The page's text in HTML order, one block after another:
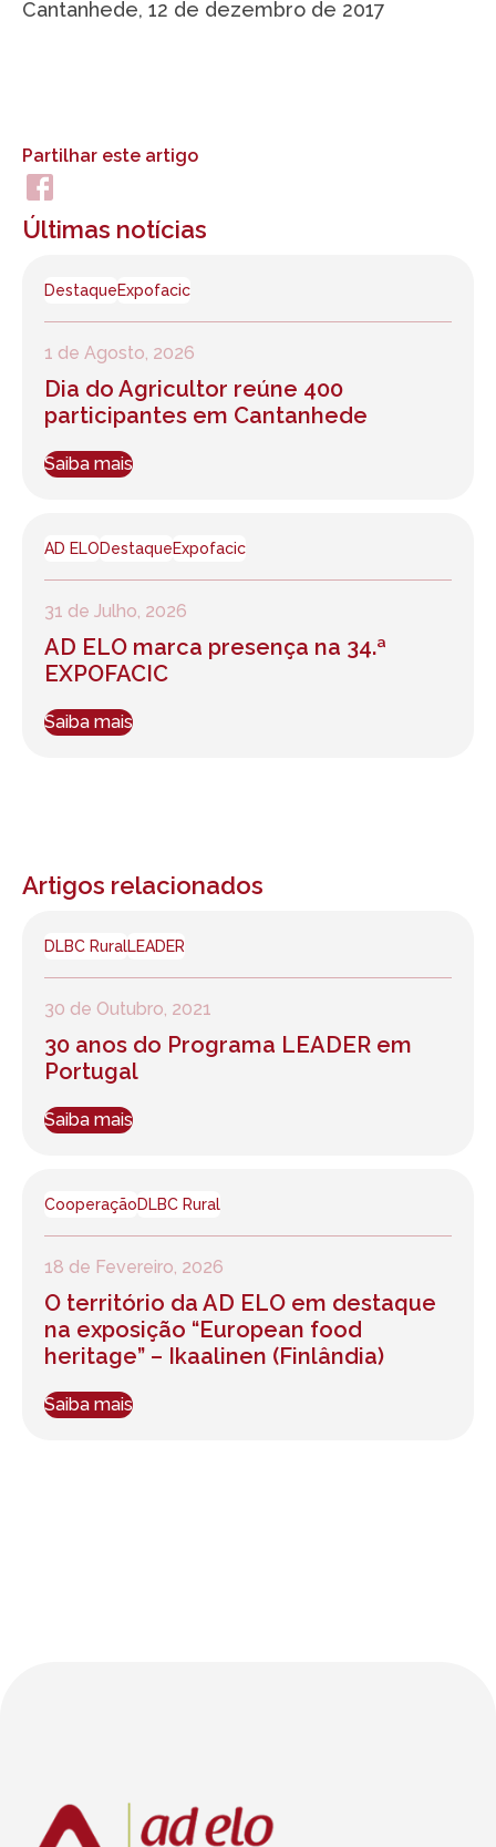
Cantanhede, 12 de dezembro de 2017
Partilhar este artigo
Últimas notícias
DestaqueExpofacic
1 de Agosto, 2026
Dia do Agricultor reúne 400
participantes em Cantanhede
Saiba mais
AD ELODestaqueExpofacic
31 de Julho, 2026
AD ELO marca presença na 34.ª
EXPOFACIC
Saiba mais
Artigos relacionados
DLBC RuralLEADER
30 de Outubro, 2021
30 anos do Programa LEADER em
Portugal
Saiba mais
CooperaçãoDLBC Rural
18 de Fevereiro, 2026
O território da AD ELO em destaque
na exposição “European food
heritage” – Ikaalinen (Finlândia)
Saiba mais